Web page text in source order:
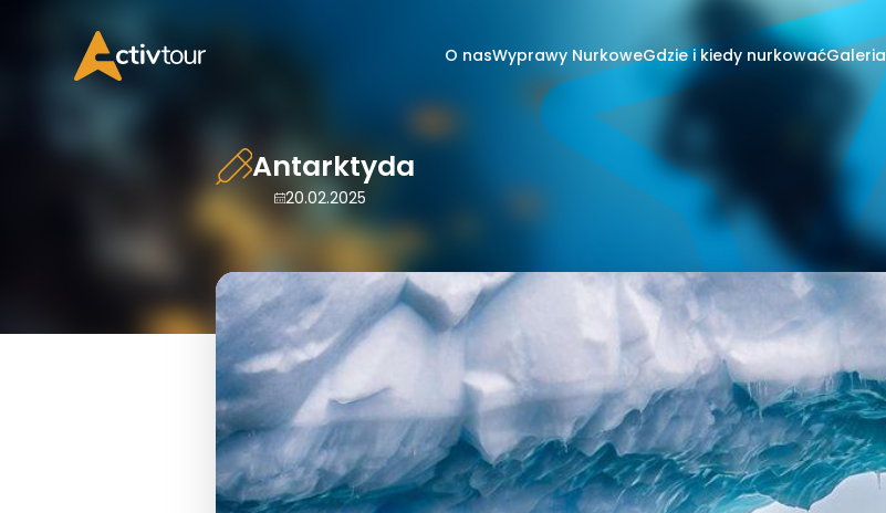
O nasWyprawy NurkoweGdzie i kiedy nurkowaćGaleria
Antarktyda
20.02.2025